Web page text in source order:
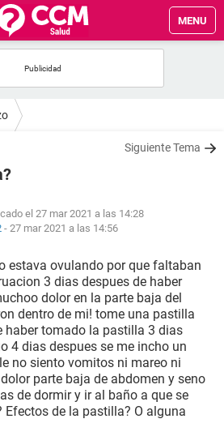
MENU
Siguiente Tema
el 27 mar 2021 a las 14:28
- 27 mar 2021 a las 14:56
estava ovulando por que faltaban
3 dias despues de haber
dolor en la parte baja del
dentro de mi! tome una pastilla
haber tomado la pastilla 3 dias
4 dias despues se me incho un
no siento vomitos ni mareo ni
parte baja de abdomen y seno
de dormir y ir al baño a que se
Efectos de la pastilla? O alguna